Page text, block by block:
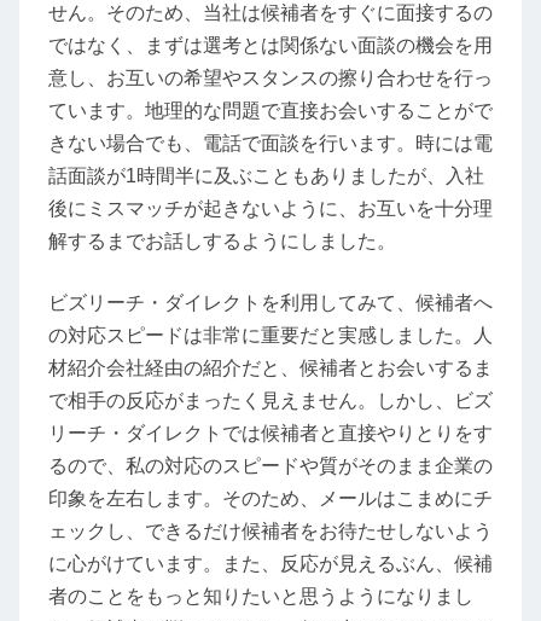
せん。そのため、当社は候補者をすぐに面接するの
ではなく、まずは選考とは関係ない面談の機会を用
意し、お互いの希望やスタンスの擦り合わせを行っ
ています。地理的な問題で直接お会いすることがで
きない場合でも、電話で面談を行います。時には電
話面談が1時間半に及ぶこともありましたが、入社
後にミスマッチが起きないように、お互いを十分理
解するまでお話しするようにしました。
ビズリーチ・ダイレクトを利用してみて、候補者へ
の対応スピードは非常に重要だと実感しました。人
材紹介会社経由の紹介だと、候補者とお会いするま
で相手の反応がまったく見えません。しかし、ビズ
リーチ・ダイレクトでは候補者と直接やりとりをす
るので、私の対応のスピードや質がそのまま企業の
印象を左右します。そのため、メールはこまめにチ
ェックし、できるだけ候補者をお待たせしないよう
に心がけています。また、反応が見えるぶん、候補
者のことをもっと知りたいと思うようになりまし